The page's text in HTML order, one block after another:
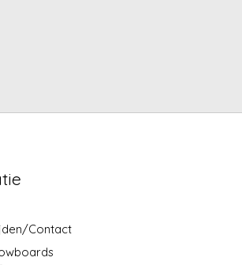
Contact